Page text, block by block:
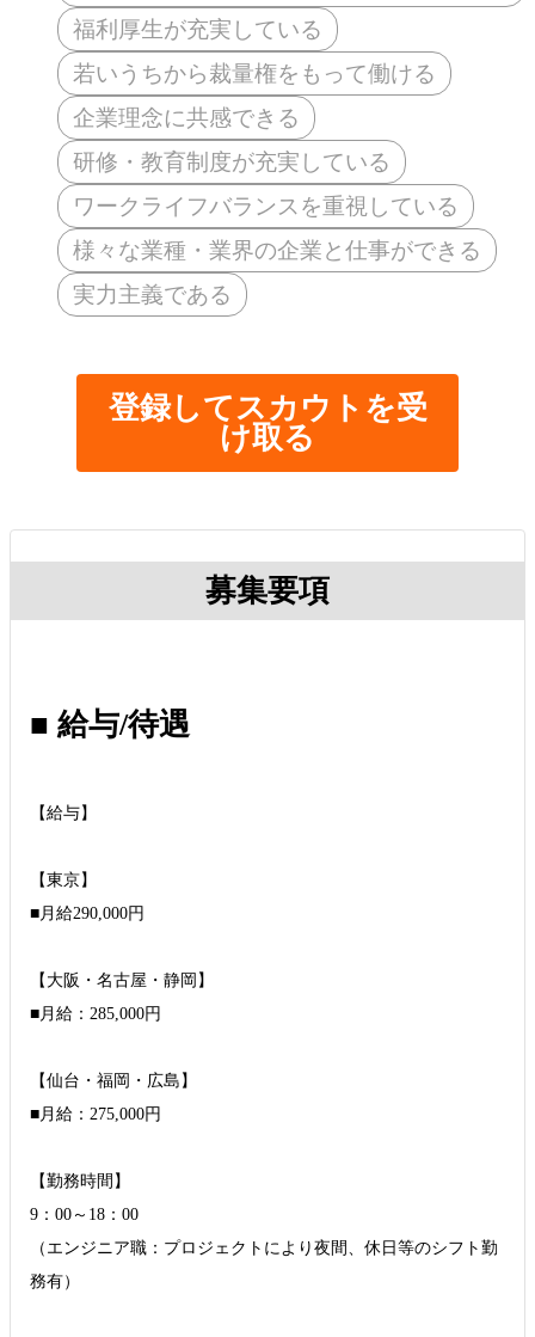
福利厚生が充実している
若いうちから裁量権をもって働ける
企業理念に共感できる
研修・教育制度が充実している
ワークライフバランスを重視している
様々な業種・業界の企業と仕事ができる
実力主義である
登録してスカウトを受
け取る
募集要項
■ 給与/待遇
【給与】
【東京】
■月給290,000円
【大阪・名古屋・静岡】
■月給：285,000円
【仙台・福岡・広島】
■月給：275,000円
【勤務時間】
9：00～18：00
（エンジニア職：プロジェクトにより夜間、休日等のシフト勤
務有）